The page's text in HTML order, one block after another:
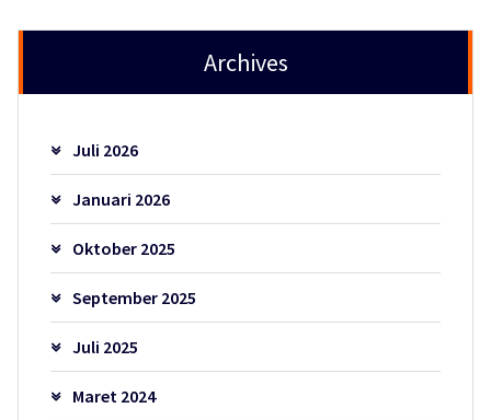
Archives
Juli 2026
Januari 2026
Oktober 2025
September 2025
Juli 2025
Maret 2024